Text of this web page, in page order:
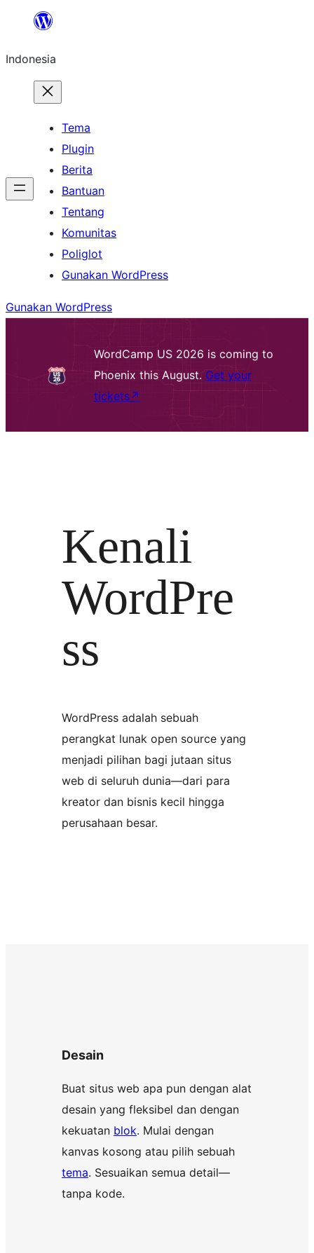
Lewati
konten
Indonesia
Tema
Plugin
Berita
Bantuan
Tentang
Komunitas
Poliglot
Gunakan WordPress
Gunakan WordPress
WordCamp US 2026 is coming to
Phoenix this August.Get your
tickets↗
Kenali
WordPre
ss
WordPress adalah sebuah
perangkat lunak open source yang
menjadi pilihan bagi jutaan situs
web di seluruh dunia—dari para
kreator dan bisnis kecil hingga
perusahaan besar.
Desain
Buat situs web apa pun dengan alat
desain yang fleksibel dan dengan
kekuatan blok. Mulai dengan
kanvas kosong atau pilih sebuah
tema. Sesuaikan semua detail—
tanpa kode.